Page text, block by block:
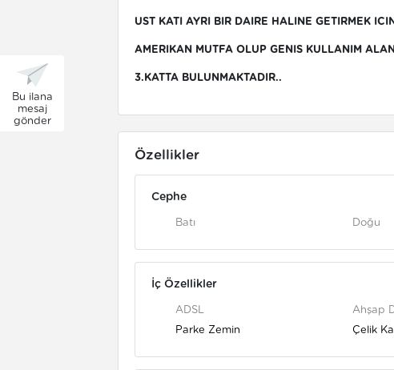
Bu ilana
mesaj
gönder
UST KATI AYRI BIR DAIRE HALINE GETIRMEK
AMERIKAN MUTFA OLUP GENIS KULLANIM
3.KATTA BULUNMAKTADIR..
Özellikler
Cephe
Batı Doğu
İç Özellikler
ADSL Ahşap
Parke Zemin
Çelik